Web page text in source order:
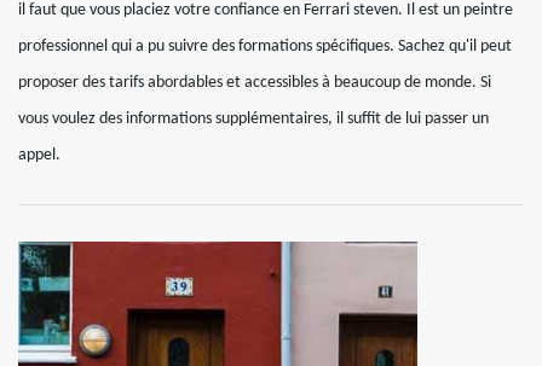
il faut que vous placiez votre confiance en Ferrari steven. Il est un peintre
professionnel qui a pu suivre des formations spécifiques. Sachez qu'il peut
proposer des tarifs abordables et accessibles à beaucoup de monde. Si
vous voulez des informations supplémentaires, il suffit de lui passer un
appel.